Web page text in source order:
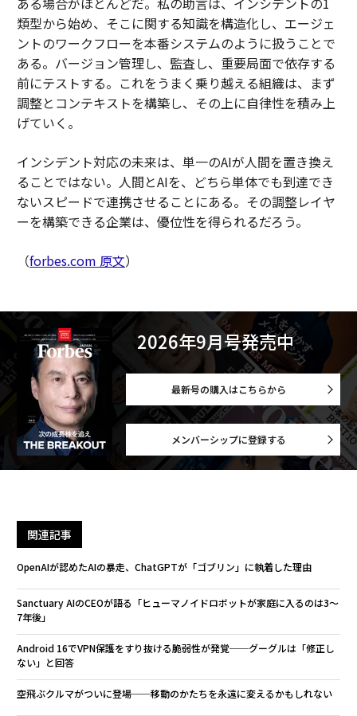
類型から始め、そこに関する知識を構造化し、エージェ
ントのワークフローを本番システムのように扱うことで
ある。バージョン管理し、監査し、重要局面で依存する
前にテストする。これをうまく乗り越える組織は、まず
調整とコンテキストを構築し、その上に自律性を積み上
げていく。
インシデント対応の未来は、単一のAIが人間を置き換え
ることではない。人間とAIを、どちら単体でも到達でき
ないスピードで連携させることにある。その調整レイヤ
ーを構築できる企業は、優位性を得られるだろう。
（forbes.com 原文）
2026年9月号発売中
最新号の購入はこちらから
メンバーシップに登録する
関連記事
OpenAIが認めたAIの暴走、ChatGPTが「ゴブリン」に執着した理由
Sanctuary AIのCEOが語る「ヒューマノイドロボットが家庭に入るのは3〜
7年後」
Android 16でVPN保護をすり抜ける脆弱性が発覚──グーグルは「修正し
ない」と回答
空飛ぶクルマがついに登場──移動のかたちを永遠に変えるかもしれない